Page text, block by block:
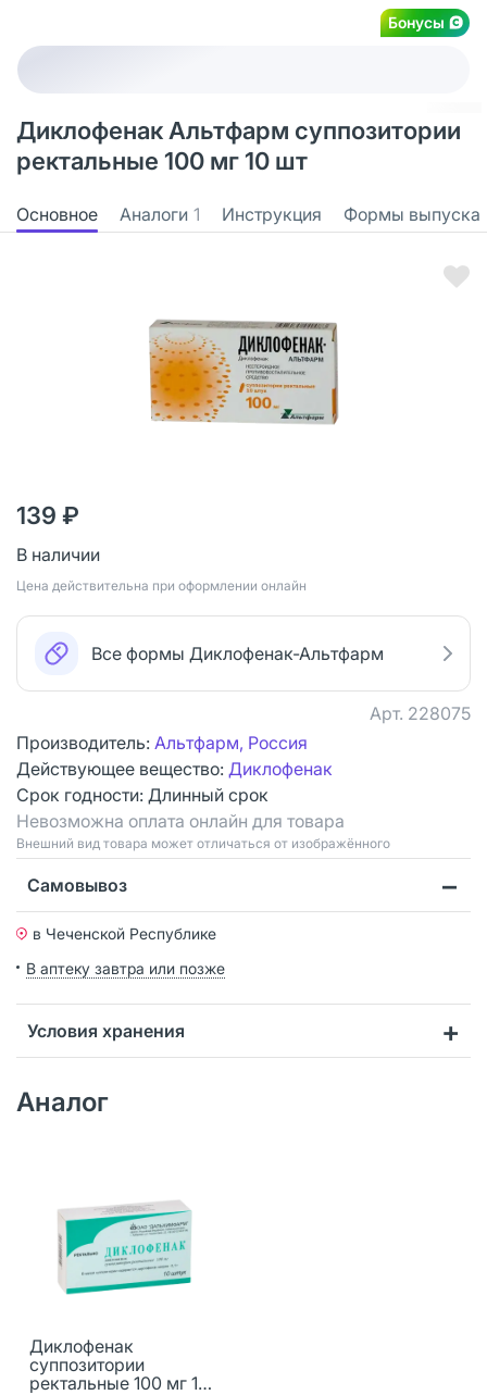
Бонусы
Диклофенак Альтфарм суппозитории
ректальные 100 мг 10 шт
Основное Аналоги 1 Инструкция Формы выпуска
139 ₽
В наличии
Цена действительна при оформлении онлайн
Все формы Диклофенак-Альтфарм
Арт. 228075
Производитель: Альтфарм, Россия
Действующее вещество: Диклофенак
Срок годности: Длинный срок
Невозможна оплата онлайн для товара
Bнешний вид товара может отличаться от изображённого
Самовывоз
в Чеченской Республике
В аптеку завтра или позже
Условия хранения
Аналог
Диклофенак
суппозитории
ректальные 100 мг 10